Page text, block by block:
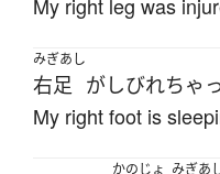
みぎあし
右足 がしびれちゃ
My right foot is
かのじょ みぎあ